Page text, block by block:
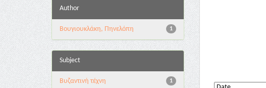
Author
1
Βουγιουκλάκη, Πηνελόπη
Subject
1
Βυζαντινή τέχνη